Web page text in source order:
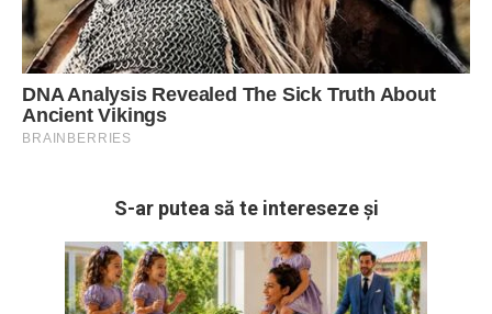
S-ar putea să te intereseze și